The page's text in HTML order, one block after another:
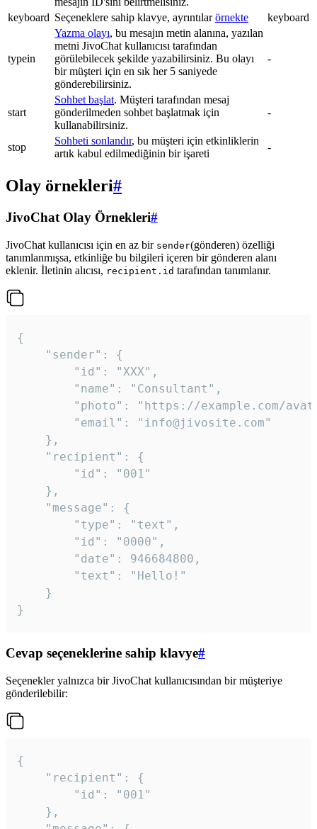
keyboard Seçeneklere sahip klavye, ayrıntılarörnekte keyboard
typein
Yazma olayı, bu mesajın metin alanına, yazılan
metni JivoChat kullanıcısı tarafından
görülebilecek şekilde yazabilirsiniz. Bu olayı
bir müşteri için en sık her 5 saniyede
gönderebilirsiniz.
-
start
Sohbet başlat. Müşteri tarafından mesaj
gönderilmeden sohbet başlatmak için
kullanabilirsiniz.
-
stop
Sohbeti sonlandır, bu müşteri için etkinliklerin
artık kabul edilmediğinin bir işareti
-
Olay örnekleri#
JivoChat Olay Örnekleri#
JivoChat kullanıcısı için en az bir sender(gönderen) özelliği
tanımlanmışsa, etkinliğe bu bilgileri içeren bir gönderen alanı
eklenir. İletinin alıcısı, recipient.id tarafından tanımlanır.
{
}
Cevap seçeneklerine sahip klavye#
Seçenekler yalnızca bir JivoChat kullanıcısından bir müşteriye
gönderilebilir:
{